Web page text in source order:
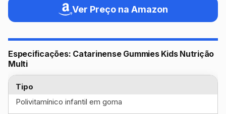
Ver Preço na Amazon
Especificações: Catarinense Gummies Kids Nutrição
Multi
Tipo
Polivitamínico infantil em goma